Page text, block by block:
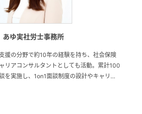
あゆ実社労士事務所
援の分野で約10年の経験を持ち、社会保険
リアコンサルタントとしても活動。累計100
を実施し、1on1面談制度の設計やキャリア
通じて、組織の人材定着と成長を支援して
修やキャリア研修では、企画・コンテンツ